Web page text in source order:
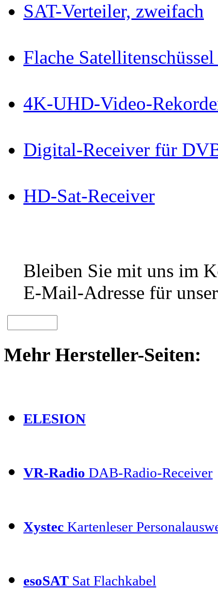
SAT-Verteiler, zweifach
Flache
4K-UHD-Video-
Digital-Receiver für
HD-Sat-Receiver
Bleiben Sie mit uns im
E-Mail-Adresse für
Mehr Hersteller-Seiten:
ELESION
VR-Radio DAB-Radio-Receiver
Xystec Kartenleser
esoSAT Sat Flachkabel